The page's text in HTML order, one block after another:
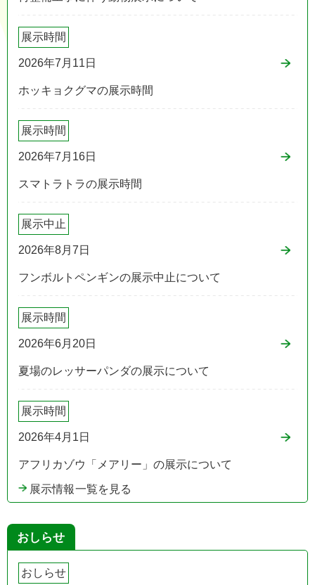
展示時間
2026年7月11日
ホッキョクグマの展示時間
展示時間
2026年7月16日
スマトラトラの展示時間
展示中止
2026年8月7日
フンボルトペンギンの展示中止について
展示時間
2026年6月20日
夏場のレッサーパンダの展示について
展示時間
2026年4月1日
アフリカゾウ「メアリー」の展示について
展示情報一覧を見る
おしらせ
おしらせ